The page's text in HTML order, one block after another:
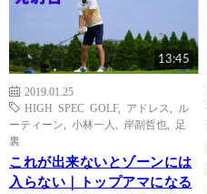
13:45
2019.01.25
HIGH SPEC GOLF, アドレス
ル
ーティーン
小林一人 岸副哲也
足
裏
これが出来ないとゾーンには
入らない｜トップアマになる